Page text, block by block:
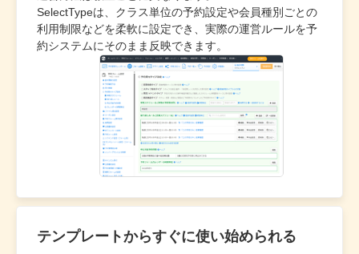
SelectTypeは、クラス単位の予約設定や会員種別ごとの
利用制限などを柔軟に設定でき、実際の運営ルールを予
約システムにそのまま反映できます。
テンプレートからすぐに使い始められる